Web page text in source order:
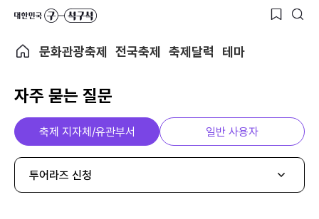
문화관광축제 전국축제 축제달력 테마
자주 묻는 질문
축제 지자체/유관부서 일반 사용자
투어라즈 신청